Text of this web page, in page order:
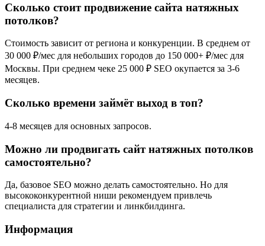
Сколько стоит продвижение сайта натяжных
потолков?
Стоимость зависит от региона и конкуренции. В среднем от
30 000 ₽/мес для небольших городов до 150 000+ ₽/мес для
Москвы. При среднем чеке 25 000 ₽ SEO окупается за 3-6
месяцев.
Сколько времени займёт выход в топ?
4-8 месяцев для основных запросов.
Можно ли продвигать сайт натяжных потолков
самостоятельно?
Да, базовое SEO можно делать самостоятельно. Но для
высококонкурентной ниши рекомендуем привлечь
специалиста для стратегии и линкбилдинга.
Информация